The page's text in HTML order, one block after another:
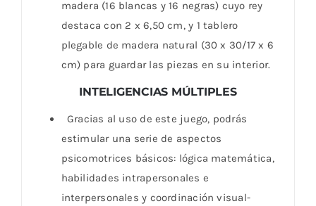
madera (16 blancas y 16 negras) cuyo rey
destaca con 2 x 6,50 cm, y 1 tablero
plegable de madera natural (30 x 30/17 x 6
cm) para guardar las piezas en su interior.
INTELIGENCIAS MÚLTIPLES
Gracias al uso de este juego, podrás
estimular una serie de aspectos
psicomotrices básicos: lógica matemática,
habilidades intrapersonales e
interpersonales y coordinación visual-